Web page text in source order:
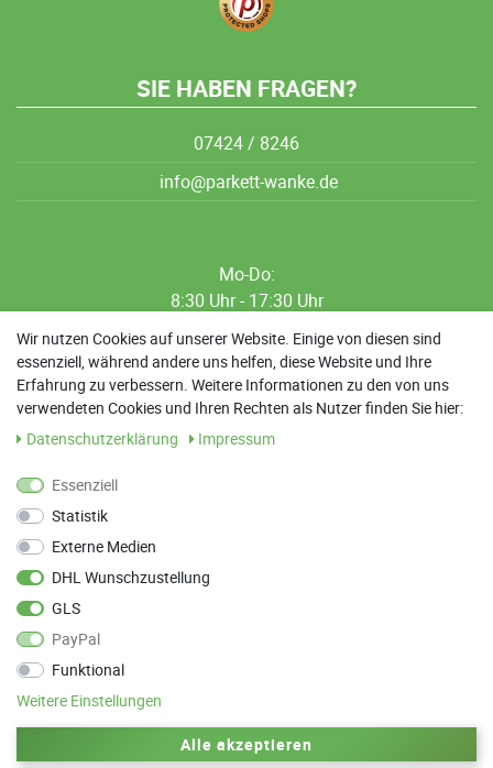
SIE HABEN FRAGEN?
07424 / 8246
info@parkett-wanke.de
Mo-Do:
8:30 Uhr - 17:30 Uhr
8:30 Uhr - 12:00 Uhr
13:00 Uhr - 17:30 Uhr
Sa: 9:00 Uhr - 13:00 Uhr
Parkett Wanke
Zurück zum Anfang
Wir nutzen Cookies auf unserer Website. Einige von diesen sind
essenziell, während andere uns helfen, diese Website und Ihre
Erfahrung zu verbessern. Weitere Informationen zu den von uns
verwendeten Cookies und Ihren Rechten als Nutzer finden Sie hier:
Daten­schutz­erklärung
Impressum
Essenziell
Statistik
Externe Medien
DHL Wunschzustellung
GLS
PayPal
Funktional
Weitere Einstellungen
Alle akzeptieren